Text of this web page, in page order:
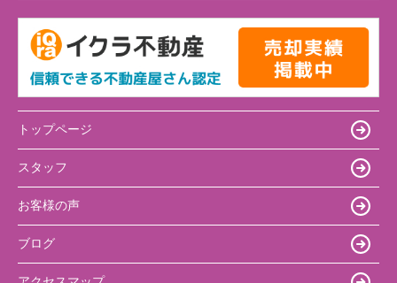
トップページ
スタッフ
お客様の声
ブログ